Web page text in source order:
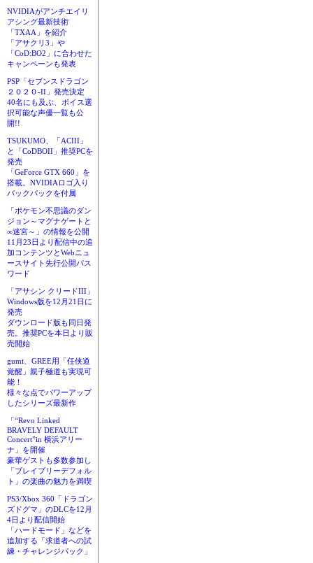
NVIDIAがアンチエイリ
アシング最新技術
「TXAA」を紹介
「アサクリ3」や
「CoD:BO2」に合わせた
キャンペーンも発表
PSP「セブンスドラゴン
２０２０-II」発売決定
40名にも及ぶ、ボイス選
択可能な声優一覧も公
開!!
TSUKUMO、「ACIII」
と「CoDBOII」推奨PCを
発売
「GeForce GTX 660」を
搭載。NVIDIAロゴ入り
バックパックを付属
「ポケモン不思議のダン
ジョン～マグナゲートと
∞迷宮～」の情報を公開
11月23日より配信中の追
加コンテンツとWebニュ
ースサイト先行公開パス
ワード
「アサシン クリードIII」
Windows版を12月21日に
発売
ダウンロード版も同日発
売。推奨PCを本日より販
売開始
gumi、GREE用「任侠道
覚醒」親子極道も実現可
能！
様々な点でパワーアップ
したシリーズ最新作
「“Revo Linked
BRAVELY DEFAULT
Concert”in 横浜アリー
ナ」を開催
豪華ゲストも多数参加し
「ブレイブリーデフォル
ト」の楽曲の魅力を満喫
PS3/Xbox 360「ドラゴン
ズドグマ」のDLCを12月
4日より配信開始
「ハードモード」などを
追加する「求道者への試
練・チャレンジパック」